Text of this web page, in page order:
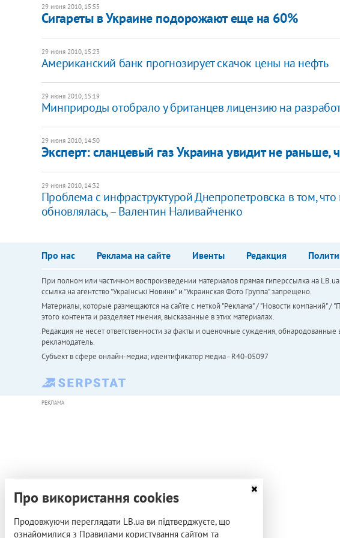
29 июня 2010, 15:55
Сигареты в Украине подорожают еще на 60%
29 июня 2010, 15:23
Американский банк прогнозирует скачок цены на нефть
29 июня 2010, 15:19
Минприроды отобрало у британцев лицензию на
29 июня 2010, 14:50
Эксперт: сланцевый газ Украина увидит не раньше,
29 июня 2010, 14:32
Проблема с инфраструктурой Днепропетровска в том, что
обновлялась, – Валентин Наливайченко
Про нас Реклама на сайте Ивенты Редакция
При полном или частичном воспроизведении материалов прямая гиперссылка на
ссылка на агентство "Українськi Новини" и "Украинская Фото Группа" запрещено.
Материалы, которые размещаются на сайте с меткой "Реклама" / "Новости компаний" /
этого контента и разделяет мнения, высказанные в этих материалах.
Редакция не несет ответственности за факты и оценочные суждения,
рекламодатель.
Субъект в сфере онлайн-медиа; идентификатор медиа - R40-05097
РЕКЛАМА
Про використання cookies
Продовжуючи переглядати LB.ua ви підтверджуєте, що
ознайомилися з Правилами користування сайтом та